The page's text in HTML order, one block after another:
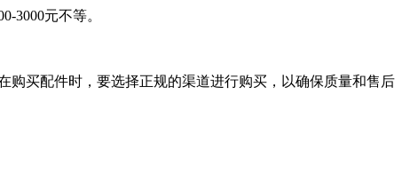
3000元不等。
购买配件时，要选择正规的渠道进行购买，以确保质量和售后